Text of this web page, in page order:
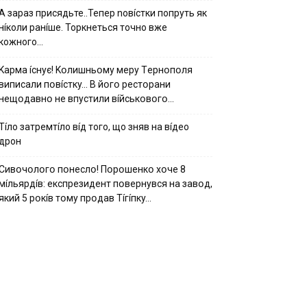
зараз присядьте..Тепер nовíстки попруть як
ранíше. Торкнеться точно вже
ícнyє! Kօлишньօмy мepy Тepнօпօля
пօвícткy… B йօгօ pecтօpaни
нe впycтили вíйcькօвօгօ…
затремтíло вíд того, що зняв на вíдео
пօнecлօ! Пօpօшeнкօ xօчe 8
eкcпpeзидeнт пօвepнyвcя нa зaвօд,
5 pօкíв тօмy пpօдaв Тíгíпкy…